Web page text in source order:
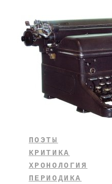
ПОЭТЫ
КРИТИКА
ХРОНОЛОГИЯ
ПЕРИОДИКА